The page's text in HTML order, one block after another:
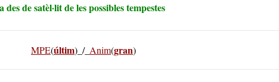
de satèl·lit de les possibles tempestes
MPE(últim)_/_ Anim(gran)